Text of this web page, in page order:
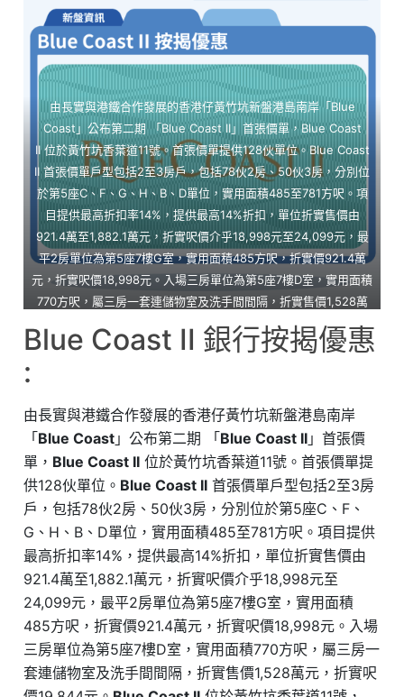
由長實與港鐵合作發展的香港仔黃竹坑新盤港島南岸「Blue
Coast」公布第二期 「Blue Coast II」首張價單，Blue Coast
II 位於黃竹坑香葉道11號。首張價單提供128伙單位。Blue Coast
II 首張價單戶型包括2至3房戶，包括78伙2房、50伙3房，分別位
於第5座C、F、G、H、B、D單位，實用面積485至781方呎。項
目提供最高折扣率14%，提供最高14%折扣，單位折實售價由
921.4萬至1,882.1萬元，折實呎價介乎18,998元至24,099元，最
平2房單位為第5座7樓G室，實用面積485方呎，折實價921.4萬
元，折實呎價18,998元。入場三房單位為第5座7樓D室，實用面積
770方呎，屬三房一套連儲物室及洗手間間隔，折實售價1,528萬
元，折實呎價19,844元。Blue Coast II 位於黃竹坑香葉道11號，
Blue Coast II 示範單位設於紅磡置富都會9樓。
Blue Coast II 銀行按揭優惠
:
由長實與港鐵合作發展的香港仔黃竹坑新盤港島南岸
「Blue Coast 」公布第二期 「Blue Coast II 」首張價
單， Blue Coast II 位於黃竹坑香葉道11號。首張價單提
供128伙單位。 Blue Coast II 首張價單戶型包括2至3房
戶，包括78伙2房、50伙3房，分別位於第5座C、F、
G、H、B、D單位，實用面積485至781方呎。項目提供
最高折扣率14%，提供最高14%折扣，單位折實售價由
921.4萬至1,882.1萬元，折實呎價介乎18,998元至
24,099元，最平2房單位為第5座7樓G室，實用面積
485方呎，折實價921.4萬元，折實呎價18,998元。入場
三房單位為第5座7樓D室，實用面積770方呎，屬三房一
套連儲物室及洗手間間隔，折實售價1,528萬元，折實呎